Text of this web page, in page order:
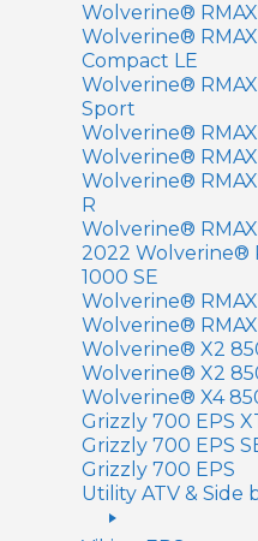
Wolverine®
Wolverine®
Compact LE
Wolverine®
Sport
Wolverine®
Wolverine®
Wolverine®
R
Wolverine®
2022 Wolverine®
1000 SE
Wolverine®
Wolverine®
Wolverine® X2
Wolverine® X2
Wolverine® X4
Grizzly 700 EPS
Grizzly 700 EPS
Grizzly 700 EPS
Utility ATV & Side